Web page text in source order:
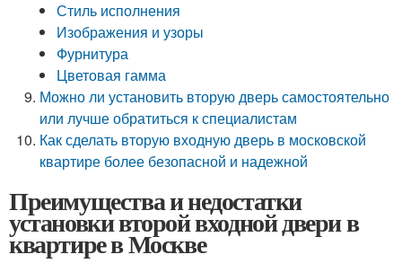
Стиль исполнения
Изображения и узоры
Фурнитура
Цветовая гамма
Можно ли установить вторую дверь самостоятельно
или лучше обратиться к специалистам
Как сделать вторую входную дверь в московской
квартире более безопасной и надежной
Преимущества и недостатки
установки второй входной двери в
квартире в Москве